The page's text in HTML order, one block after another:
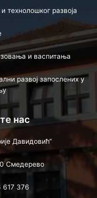
технолошког развоја
и васпитања
развој запослених у
нас
Давидовић“
Смедерево
617 376